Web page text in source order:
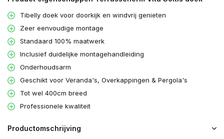
Tibelly doek voor doorkijk en windvrij genieten
Zeer eenvoudige montage
Standaard 100% maatwerk
Inclusief duidelijke montagehandleiding
Onderhoudsarm
Geschikt voor Veranda's, Overkappingen & Pergola's
Tot wel 400cm breed
Professionele kwaliteit
Productomschrijving